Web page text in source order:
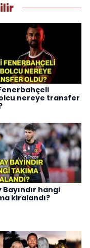
nereye transfer
hangi
kiralandı?